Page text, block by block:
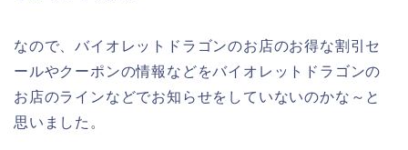
なので、バイオレットドラゴンのお店のお得な割引セ
ールやクーポンの情報などをバイオレットドラゴンの
お店のラインなどでお知らせをしていないのかな～と
思いました。